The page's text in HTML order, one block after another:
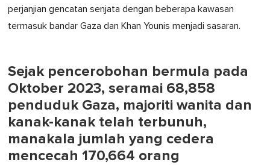
perjanjian gencatan senjata dengan beberapa kawasan
termasuk bandar Gaza dan Khan Younis menjadi sasaran.
Sejak pencerobohan bermula pada
Oktober 2023, seramai 68,858
penduduk Gaza, majoriti wanita dan
kanak-kanak telah terbunuh,
manakala jumlah yang cedera
mencecah 170,664 orang